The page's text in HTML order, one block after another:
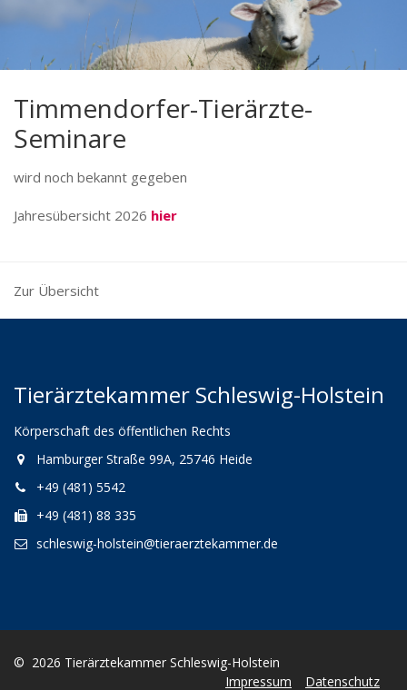
Timmendorfer-Tierärzte-
Seminare
wird noch bekannt gegeben
Jahresübersicht 2026 hier
Zur Übersicht
Tierärztekammer Schleswig-Holstein
Körperschaft des öffentlichen Rechts
Hamburger Straße 99A, 25746 Heide
+49 (481) 5542
+49 (481) 88 335
schleswig-holstein@tieraerztekammer.de
© 2026 Tierärztekammer Schleswig-Holstein
Impressum
Datenschutz